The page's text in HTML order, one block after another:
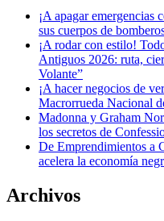
¡A apagar
sus cuerpos de
¡A rodar con estilo!
Antiguos 2026: ruta,
Volante”
¡A hacer negocios de
Macrorrueda Nacional
Madonna y Graham
los secretos de
De Emprendimientos a
acelera la economía
Archivos